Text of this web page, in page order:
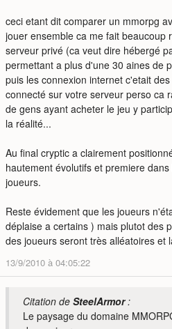
ceci etant dit comparer un mmorpg
jouer ensemble ca me fait beaucoup
serveur privé (ca veut dire hébergé
permettant a plus d'une 30 aines de
puis les connexion internet c'etait
connecté sur votre serveur perso ca
de gens ayant acheter le jeu y
la réalité...
Au final cryptic a clairement
hautement évolutifs et premiere
joueurs.
Reste évidement que les joueurs
déplaise a certains ) mais plutot des
des joueurs seront très alléatoires et
13/9/2010 à 04:05:22
Citation de SteelArmor:
Le paysage du domaine